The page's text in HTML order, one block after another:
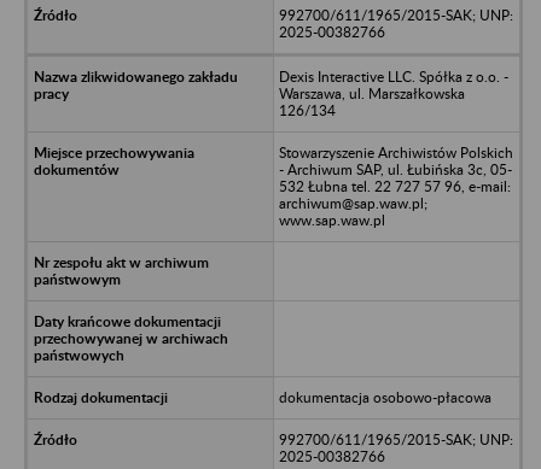
992700/611/1965/2015-SAK; UNP:
2025-00382766
Dexis Interactive LLC. Spółka z o.o. -
Warszawa, ul. Marszałkowska
126/134
Stowarzyszenie Archiwistów Polskich
- Archiwum SAP, ul. Łubińska 3c, 05-
532 Łubna tel. 22 727 57 96, e-mail:
archiwum@sap.waw.pl;
www.sap.waw.pl
dokumentacja osobowo-płacowa
992700/611/1965/2015-SAK; UNP:
2025-00382766